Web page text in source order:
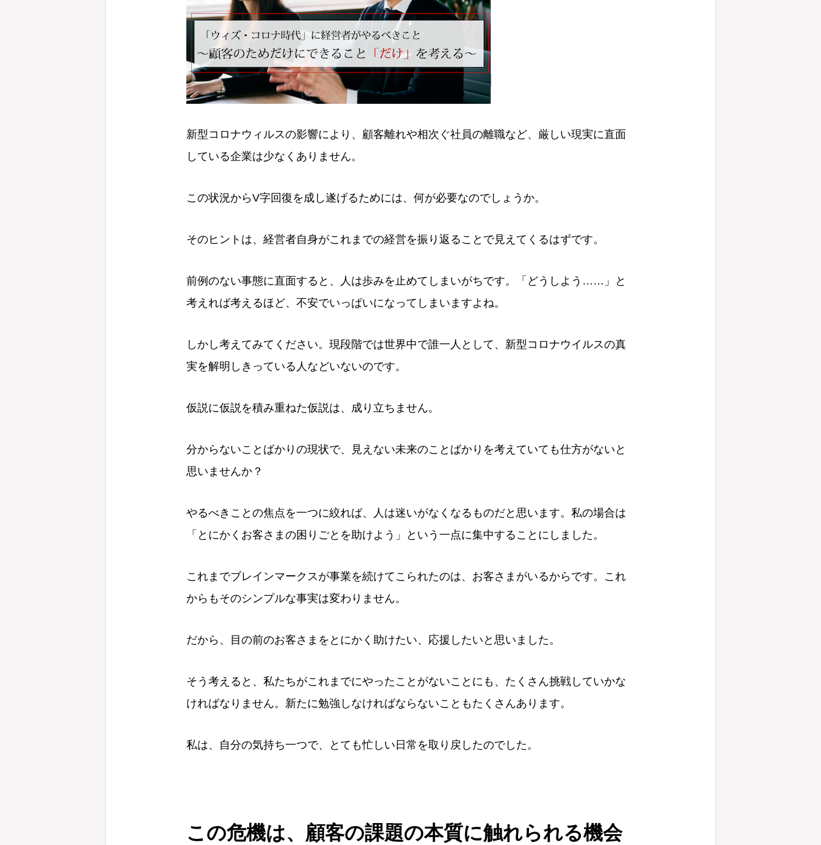
新型コロナウィルスの影響により、顧客離れや相次ぐ社員の離職など、厳しい現実に直面
している企業は少なくありません。
この状況からV字回復を成し遂げるためには、何が必要なのでしょうか。
そのヒントは、経営者自身がこれまでの経営を振り返ることで見えてくるはずです。
前例のない事態に直面すると、人は歩みを止めてしまいがちです。「どうしよう……」と
考えれば考えるほど、不安でいっぱいになってしまいますよね。
しかし考えてみてください。現段階では世界中で誰一人として、新型コロナウイルスの真
実を解明しきっている人などいないのです。
仮説に仮説を積み重ねた仮説は、成り立ちません。
分からないことばかりの現状で、見えない未来のことばかりを考えていても仕方がないと
思いませんか？
やるべきことの焦点を一つに絞れば、人は迷いがなくなるものだと思います。私の場合は
「とにかくお客さまの困りごとを助けよう」という一点に集中することにしました。
これまでブレインマークスが事業を続けてこられたのは、お客さまがいるからです。これ
からもそのシンプルな事実は変わりません。
だから、目の前のお客さまをとにかく助けたい、応援したいと思いました。
そう考えると、私たちがこれまでにやったことがないことにも、たくさん挑戦していかな
ければなりません。新たに勉強しなければならないこともたくさんあります。
私は、自分の気持ち一つで、とても忙しい日常を取り戻したのでした。
この危機は、顧客の課題の本質に触れられる機会